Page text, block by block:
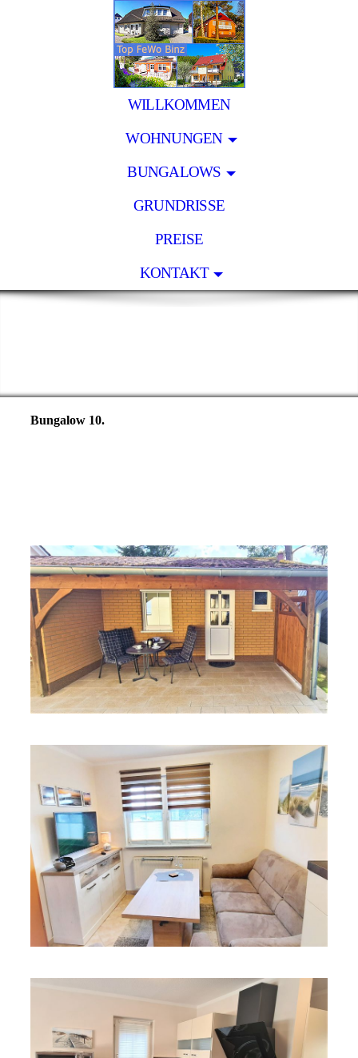
WILLKOMMEN
WOHNUNGEN
BUNGALOWS
GRUNDRISSE
PREISE
KONTAKT
Bungalow 10.